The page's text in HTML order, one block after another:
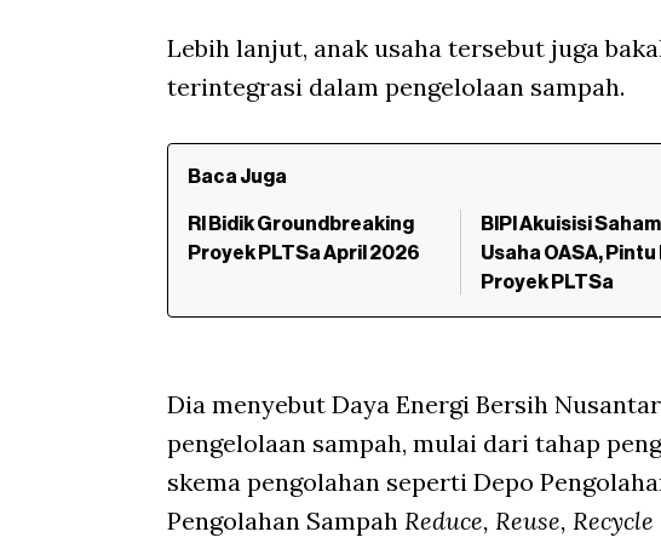
Lebih lanjut, anak usaha tersebut juga
terintegrasi dalam pengelolaan sampah.
Baca Juga
RI Bidik Groundbreaking
Proyek PLTSa April 2026
BIPI Akuisisi
Usaha OASA, Pintu
Proyek PLTSa
Dia menyebut Daya Energi Bersih
pengelolaan sampah, mulai dari tahap
skema pengolahan seperti Depo
Pengolahan Sampah Reduce, Reuse, Recycle